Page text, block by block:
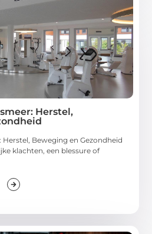
Herstel,
Beweging en Gezondheid
klachten, een blessure of